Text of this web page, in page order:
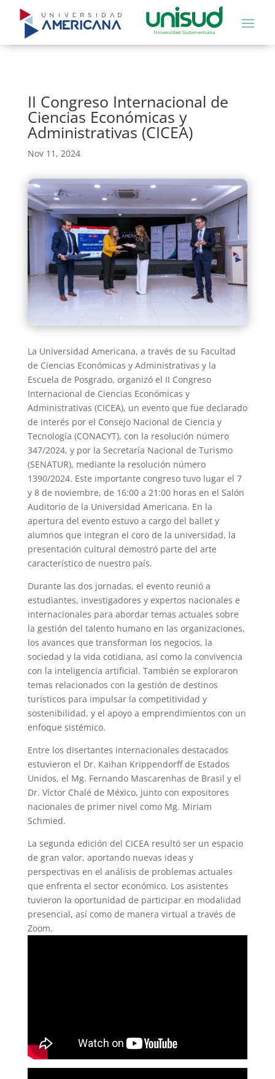
II Congreso Internacional de
Ciencias Económicas y
Administrativas (CICEA)
Nov 11, 2024
La Universidad Americana, a través de su Facultad
de Ciencias Económicas y Administrativas y la
Escuela de Posgrado, organizó el II Congreso
Internacional de Ciencias Económicas y
Administrativas (CICEA), un evento que fue declarado
de interés por el Consejo Nacional de Ciencia y
Tecnología (CONACYT), con la resolución número
347/2024, y por la Secretaría Nacional de Turismo
(SENATUR), mediante la resolución número
1390/2024. Este importante congreso tuvo lugar el 7
y 8 de noviembre, de 16:00 a 21:00 horas en el Salón
Auditorio de la Universidad Americana. En la
apertura del evento estuvo a cargo del ballet y
alumnos que integran el coro de la universidad, la
presentación cultural demostró parte del arte
característico de nuestro país.
Durante las dos jornadas, el evento reunió a
estudiantes, investigadores y expertos nacionales e
internacionales para abordar temas actuales sobre
la gestión del talento humano en las organizaciones,
los avances que transforman los negocios, la
sociedad y la vida cotidiana, así como la convivencia
con la inteligencia artificial. También se exploraron
temas relacionados con la gestión de destinos
turísticos para impulsar la competitividad y
sostenibilidad, y el apoyo a emprendimientos con un
enfoque sistémico.
Entre los disertantes internacionales destacados
estuvieron el Dr. Kaihan Krippendorff de Estados
Unidos, el Mg. Fernando Mascarenhas de Brasil y el
Dr. Víctor Chalé de México, junto con expositores
nacionales de primer nivel como Mg. Miriam
Schmied.
La segunda edición del CICEA resultó ser un espacio
de gran valor, aportando nuevas ideas y
perspectivas en el análisis de problemas actuales
que enfrenta el sector económico. Los asistentes
tuvieron la oportunidad de participar en modalidad
presencial, así como de manera virtual a través de
Zoom.